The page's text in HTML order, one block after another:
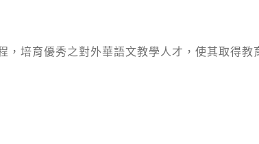
培育優秀之對外華語文教學人才，使其取得教